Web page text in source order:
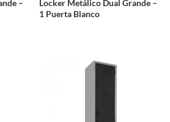
–
Locker Metálico Dual Grande –
1 Puerta Blanco